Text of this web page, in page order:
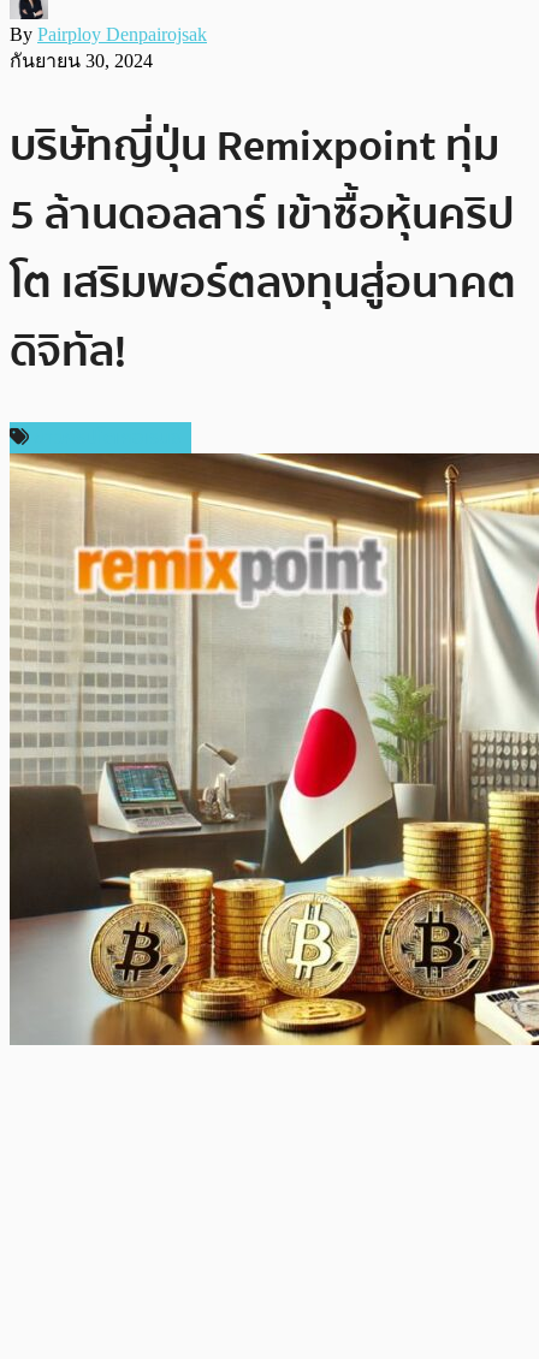
By Pairploy Denpairojsak
กันยายน 30, 2024
บริษัทญี่ปุ่น Remixpoint ทุ่ม
5 ล้านดอลลาร์ เข้าซื้อหุ้นคริป
โต เสริมพอร์ตลงทุนสู่อนาคต
ดิจิทัล!